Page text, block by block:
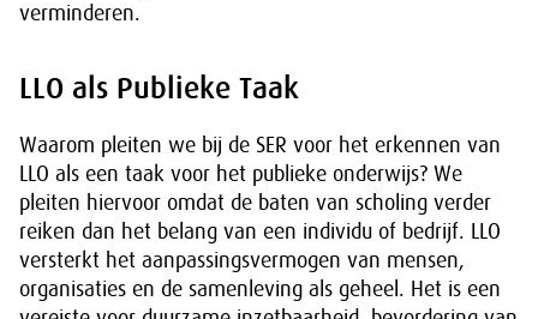
verminderen.
LLO als Publieke Taak
Waarom pleiten we bij de SER voor het erkennen van
LLO als een taak voor het publieke onderwijs? We
pleiten hiervoor omdat de baten van scholing verder
reiken dan het belang van een individu of bedrijf. LLO
versterkt het aanpassingsvermogen van mensen,
organisaties en de samenleving als geheel. Het is een